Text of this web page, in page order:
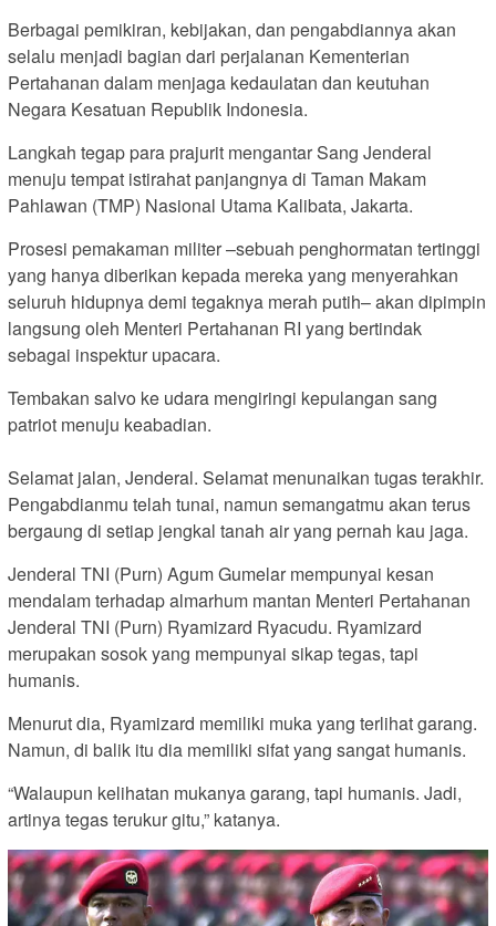
Berbagai pemikiran, kebijakan, dan pengabdiannya akan
selalu menjadi bagian dari perjalanan Kementerian
Pertahanan dalam menjaga kedaulatan dan keutuhan
Negara Kesatuan Republik Indonesia.
​Langkah tegap para prajurit mengantar Sang Jenderal
menuju tempat istirahat panjangnya di Taman Makam
Pahlawan (TMP) Nasional Utama Kalibata, Jakarta.
​Prosesi pemakaman militer –sebuah penghormatan tertinggi
yang hanya diberikan kepada mereka yang menyerahkan
seluruh hidupnya demi tegaknya merah putih– akan dipimpin
langsung oleh Menteri Pertahanan RI yang bertindak
sebagai inspektur upacara.
Tembakan salvo ke udara mengiringi kepulangan sang
patriot menuju keabadian.
Selamat jalan, Jenderal. Selamat menunaikan tugas terakhir.
Pengabdianmu telah tunai, namun semangatmu akan terus
bergaung di setiap jengkal tanah air yang pernah kau jaga.
Jenderal TNI (Purn) Agum Gumelar mempunyai kesan
mendalam terhadap almarhum mantan Menteri Pertahanan
Jenderal TNI (Purn) Ryamizard Ryacudu. Ryamizard
merupakan sosok yang mempunyai sikap tegas, tapi
humanis.
Menurut dia, Ryamizard memiliki muka yang terlihat garang.
Namun, di balik itu dia memiliki sifat yang sangat humanis.
“Walaupun kelihatan mukanya garang, tapi humanis. Jadi,
artinya tegas terukur gitu,” katanya.